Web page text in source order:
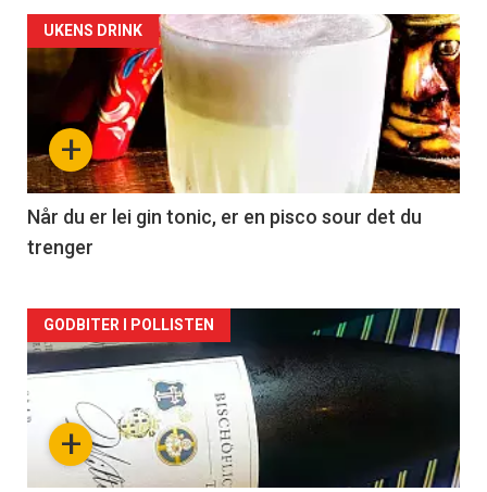
Forsiden
akkurat
nå
-
2
+
UKENS DRINK
Når du er lei gin tonic, er en pisco sour det du
trenger
Forsiden
akkurat
nå+
GODBITER I POLLISTEN